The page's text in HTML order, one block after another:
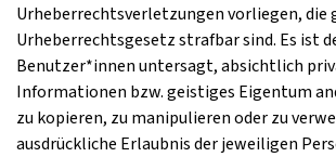
Urheberrechtsverletzungen vorliegen, die
Urheberrechtsgesetz strafbar sind. Es ist
Benutzer*innen untersagt, absichtlich
Informationen bzw. geistiges Eigentum
zu kopieren, zu manipulieren oder zu
ausdrückliche Erlaubnis der jeweiligen